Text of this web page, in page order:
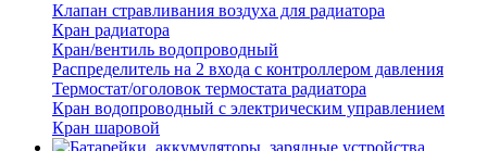
Клапан стравливания воздуха для радиатора
Кран радиатора
Кран/вентиль водопроводный
Распределитель на 2 входа с контроллером давления
Термостат/оголовок термостата радиатора
Кран водопроводный с электрическим управлением
Кран шаровой